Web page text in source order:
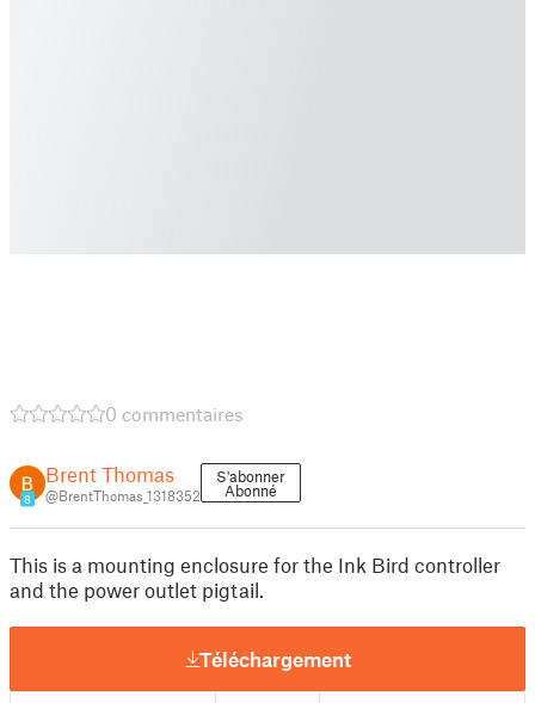
0 commentaires
8
Brent Thomas
@BrentThomas_1318352
S'abonner
Abonné
This is a mounting enclosure for the Ink Bird controller
and the power outlet pigtail.
Téléchargement